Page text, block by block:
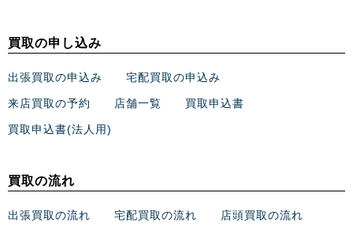
買取の申し込み
出張買取の申込み 宅配買取の申込み
来店買取の予約 店舗一覧 買取申込書
買取申込書(法人用)
買取の流れ
出張買取の流れ 宅配買取の流れ 店頭買取の流れ